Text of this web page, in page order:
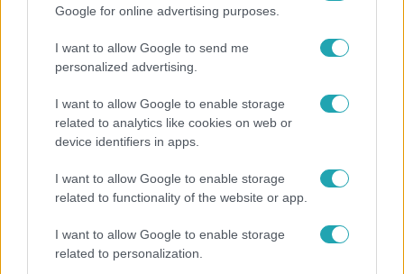
Google for online advertising purposes.
I want to allow Google to send me
personalized advertising.
I want to allow Google to enable storage
related to analytics like cookies on web or
device identifiers in apps.
I want to allow Google to enable storage
related to functionality of the website or app.
I want to allow Google to enable storage
related to personalization.
Népszerű